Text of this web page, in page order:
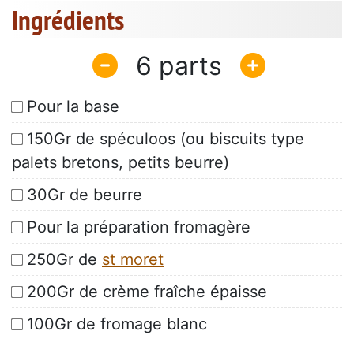
Ingrédients
6
Pour la base
150Gr de spéculoos (ou biscuits type
palets bretons, petits beurre)
30Gr de beurre
Pour la préparation fromagère
250Gr de st moret
200Gr de crème fraîche épaisse
100Gr de fromage blanc